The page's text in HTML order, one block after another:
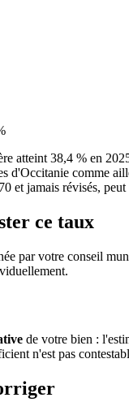
atteint 38,4 % en
d'Occitanie comme
et jamais révisés,
ce taux
par votre conseil
de votre bien :
n'est pas